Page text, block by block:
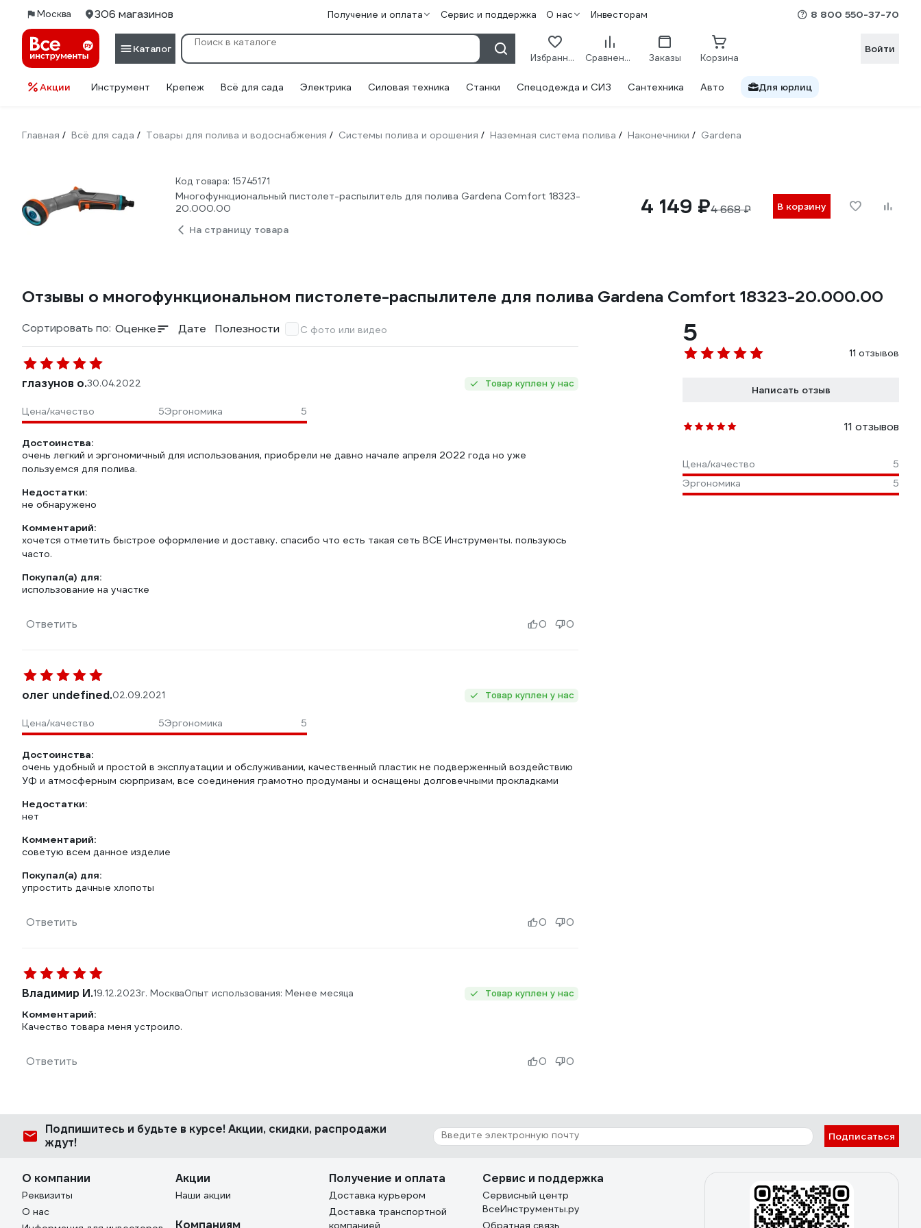
Москва 306 магазинов Получение и оплата Сервис и поддержка О нас Инвесторам 8 800 550-37-70
Каталог
Избранное Сравнение Заказы Корзина
Войти
Акции Инструмент Крепеж Всё для сада Электрика Силовая техника Станки Спецодежда и СИЗ Сантехника Авто Для юрлиц
Главная / Всё для сада / Товары для полива и водоснабжения / Системы полива и орошения / Наземная система полива / Наконечники / Gardena
Код товара: 15745171
Многофункциональный пистолет-распылитель для полива Gardena Comfort 18323-
20.000.00
На страницу товара
4 149 ₽4 668 ₽ В корзину
Отзывы о многофункциональном пистолете-распылителе для полива Gardena Comfort 18323-20.000.00
Сортировать по: Оценке Дате Полезности С фото или видео
глазунов о.30.04.2022 Товар куплен у нас
Цена/качество 5Эргономика 5
Достоинства:
очень легкий и эргономичный для использования, приобрели не давно начале апреля 2022 года но уже
пользуемся для полива.
Недостатки:
не обнаружено
Комментарий:
хочется отметить быстрое оформление и доставку. спасибо что есть такая сеть ВСЕ Инструменты. пользуюсь
часто.
Покупал(а) для:
использование на участке
Ответить 0 0
олег undefined.02.09.2021 Товар куплен у нас
Цена/качество 5Эргономика 5
Достоинства:
очень удобный и простой в эксплуатации и обслуживании, качественный пластик не подверженный воздействию
УФ и атмосферным сюрпризам, все соединения грамотно продуманы и оснащены долговечными прокладками
Недостатки:
нет
Комментарий:
советую всем данное изделие
Покупал(а) для:
упростить дачные хлопоты
Ответить 0 0
Владимир И.19.12.2023г. МоскваОпыт использования: Менее месяца Товар куплен у нас
Комментарий:
Качество товара меня устроило.
Ответить 0 0
5
11 отзывов
Написать отзыв
11 отзывов
Цена/качество
5
Эргономика
5
Подпишитесь и будьте в курсе! Акции, скидки, распродажи
ждут!
Подписаться
О компании
Реквизиты
О нас
Акции
Наши акции
Компаниям
Получение и оплата
Доставка курьером
Доставка транспортной
компанией
Сервис и поддержка
Сервисный центр
ВсеИнструменты.ру
Обратная связь